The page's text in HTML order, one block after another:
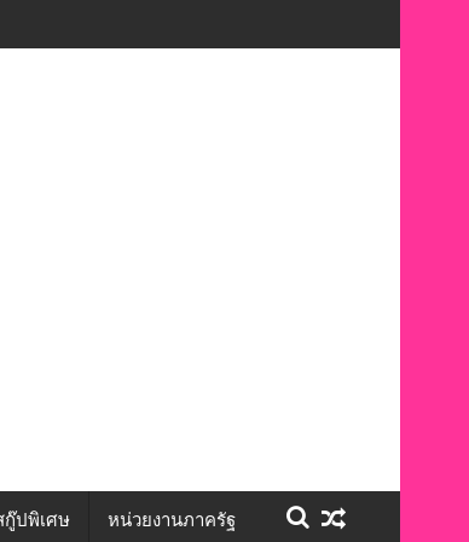
โอกาสการจ้างงานอย่างเท่าเทียม”
กู๊ปพิเศษ หน่วยงานภาครัฐ